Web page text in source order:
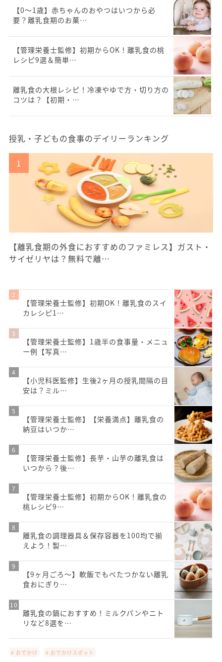
【0～1歳】赤ちゃんのおやつはいつから必
要？離乳食期のお菓…
【管理栄養士監修】初期からOK！離乳食の桃
レシピ9選＆簡単…
離乳食の大根レシピ！冷凍やゆで方・切り方の
コツは？【初期・…
授乳・子どもの食事のデイリーランキング
【離乳食期の外食におすすめのファミレス】ガスト・
サイゼリヤは？無料で離…
【管理栄養士監修】初期OK！離乳食のスイ
カレシピ1…
【管理栄養士監修】1歳半の食事量・メニュ
ー例【写真…
【小児科医監修】生後2ヶ月の授乳間隔の目
安は？ミル…
【管理栄養士監修】【栄養満点】離乳食の
納豆はいつか…
【管理栄養士監修】長芋・山芋の離乳食は
いつから？後…
【管理栄養士監修】初期からOK！離乳食の
桃レシピ9…
離乳食の調理器具＆保存容器を100均で揃
えよう！製…
【9ヶ月ごろ〜】軟飯でもべたつかない離乳
食おにぎり…
離乳食の鍋におすすめ！ミルクパンやニト
リなど8選を…
# おでかけ # おでかけスポット